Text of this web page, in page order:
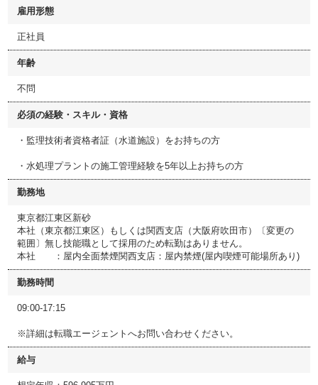
雇用形態
正社員
年齢
不問
必須の経験・スキル・資格
・監理技術者資格者証（水道施設）をお持ちの方
・水処理プラントの施工管理経験を5年以上お持ちの方
勤務地
東京都江東区新砂
本社（東京都江東区）もしくは関西支店（大阪府吹田市）〔変更の
範囲〕無し技能職として採用のため転勤はありません。
本社 ：屋内全面禁煙関西支店：屋内禁煙(屋内喫煙可能場所あり)
勤務時間
09:00-17:15
※詳細は転職エージェントへお問い合わせください。
給与